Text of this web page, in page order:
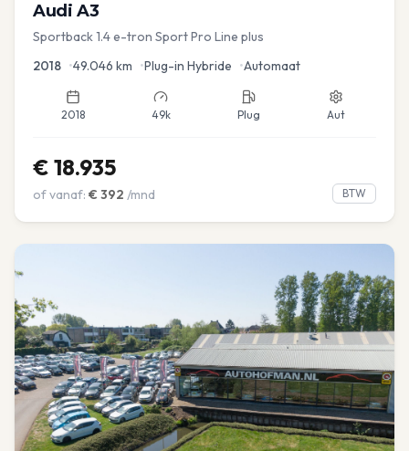
Audi A3
Sportback 1.4 e-tron Sport Pro Line plus
2018 •49.046 km •Plug-in Hybride •Automaat
2018 49k Plug Aut
€ 18.935
of vanaf: € 392 /mnd BTW